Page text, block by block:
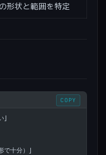
形状と範囲を特定
で十分）」
COPY